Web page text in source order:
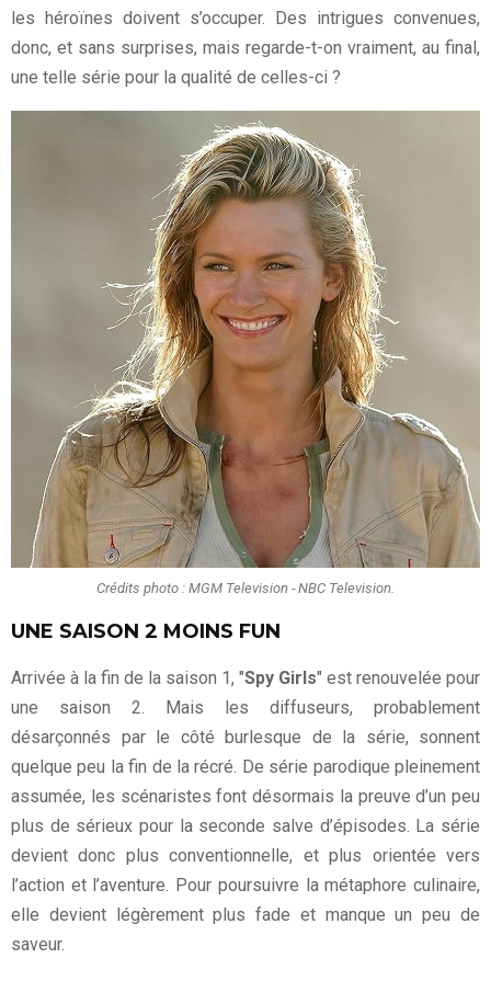
les héroïnes doivent s’occuper. Des intrigues convenues,
donc, et sans surprises, mais regarde-t-on vraiment, au final,
une telle série pour la qualité de celles-ci ?
Crédits photo : MGM Television - NBC Television.
UNE SAISON 2 MOINS FUN
Arrivée à la fin de la saison 1, "Spy Girls" est renouvelée pour
une saison 2. Mais les diffuseurs, probablement
désarçonnés par le côté burlesque de la série, sonnent
quelque peu la fin de la récré. De série parodique pleinement
assumée, les scénaristes font désormais la preuve d’un peu
plus de sérieux pour la seconde salve d’épisodes. La série
devient donc plus conventionnelle, et plus orientée vers
l’action et l’aventure. Pour poursuivre la métaphore culinaire,
elle devient légèrement plus fade et manque un peu de
saveur.